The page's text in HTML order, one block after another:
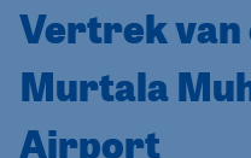
Vertrek van
Murtala
Airport